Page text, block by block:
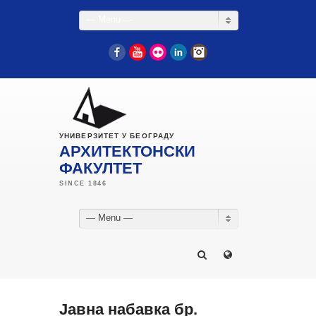
FacebookYouTube
Flickr LinkedIn
УНИВЕРЗИТЕТ У БЕОГРАДУ
АРХИТЕКТОНСКИ
ФАКУЛТЕТ
— Menu —
Јавна набавка бр.